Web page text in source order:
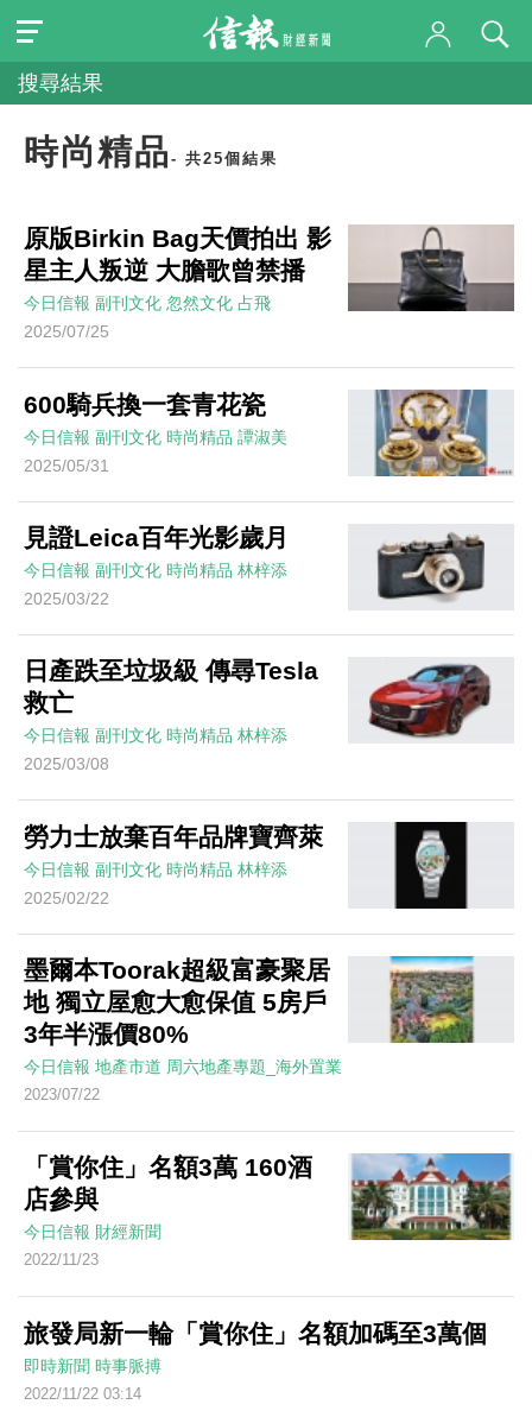
搜尋結果
時尚精品 - 共25個結果
原版Birkin Bag天價拍出 影
星主人叛逆 大膽歌曾禁播
今日信報 副刊文化 忽然文化 占飛
2025/07/25
600騎兵換一套青花瓷
今日信報 副刊文化 時尚精品 譚淑美
2025/05/31
見證Leica百年光影歲月
今日信報 副刊文化 時尚精品 林梓添
2025/03/22
日產跌至垃圾級 傳尋Tesla
救亡
今日信報 副刊文化 時尚精品 林梓添
2025/03/08
勞力士放棄百年品牌寶齊萊
今日信報 副刊文化 時尚精品 林梓添
2025/02/22
墨爾本Toorak超級富豪聚居
地 獨立屋愈大愈保值 5房戶
3年半漲價80%
今日信報 地產市道 周六地產專題_海外置業
2023/07/22
「賞你住」名額3萬 160酒
店參與
今日信報 財經新聞
2022/11/23
旅發局新一輪「賞你住」名額加碼至3萬個
即時新聞 時事脈搏
2022/11/22 03:14